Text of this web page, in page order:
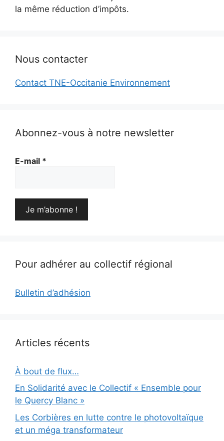
la même réduction d’impôts.
Nous contacter
Contact TNE-Occitanie Environnement
Abonnez-vous à notre newsletter
E-mail *
Pour adhérer au collectif régional
Bulletin d’adhésion
Articles récents
À bout de flux…
En Solidarité avec le Collectif « Ensemble pour
le Quercy Blanc »
Les Corbières en lutte contre le photovoltaïque
et un méga transformateur